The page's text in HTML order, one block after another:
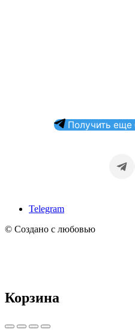
Получить еще
Telegram
© Создано с любовью
Корзина